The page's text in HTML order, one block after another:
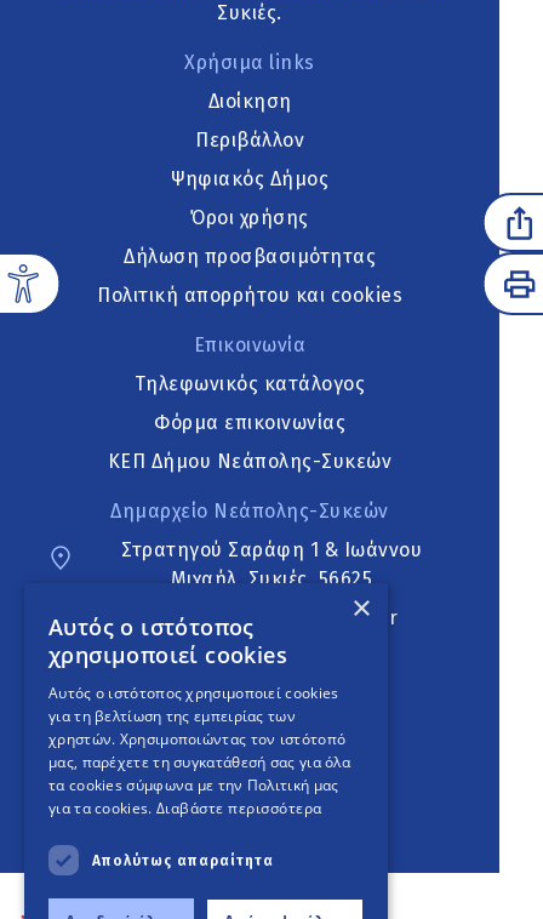
Συκιές.
Χρήσιμα links
Διοίκηση
Περιβάλλον
Ψηφιακός Δήμος
Όροι χρήσης
Δήλωση προσβασιμότητας
Πολιτική απορρήτου και cookies
Επικοινωνία
Τηλεφωνικός κατάλογος
Φόρμα επικοινωνίας
ΚΕΠ Δήμου Νεάπολης-Συκεών
Δημαρχείο Νεάπολης-Συκεών
Στρατηγού Σαράφη 1 & Ιωάννου
Μιχαήλ, Συκιές, 56625
neapoli.sykies@ddt.gov.gr
Ακολουθήστε
English Version
An project
×
Αυτός ο ιστότοπος
χρησιμοποιεί cookies
Αυτός ο ιστότοπος χρησιμοποιεί cookies
για τη βελτίωση της εμπειρίας των
χρηστών. Χρησιμοποιώντας τον ιστότοπό
μας, παρέχετε τη συγκατάθεσή σας για όλα
τα cookies σύμφωνα με την Πολιτική μας
για τα cookies. Διαβάστε περισσότερα
Απολύτως απαραίτητα